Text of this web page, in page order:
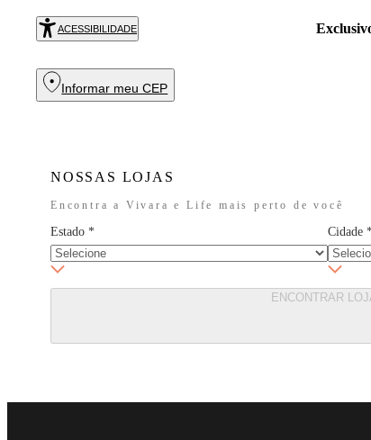
ACESSIBILIDADE
Informar meu CEP
NOSSAS LOJAS
Encontra a Vivara e Life mais perto de você
Estado * Cidade
ENCONTRAR